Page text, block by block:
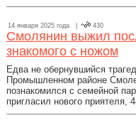
14 января 2025 года | 430
Смолянин выжил
знакомого с ножом
Едва не обернувшийся
Промышленном районе
познакомился с семейной
пригласил нового приятеля,